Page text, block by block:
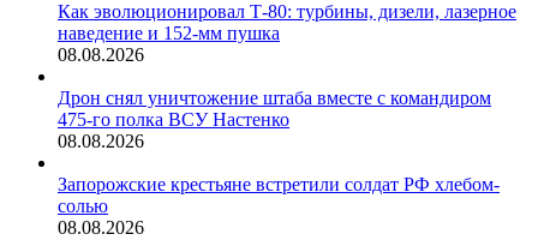
Как эволюционировал Т-80: турбины, дизели, лазерное
наведение и 152-мм пушка
08.08.2026
Дрон снял уничтожение штаба вместе с командиром
475-го полка ВСУ Настенко
08.08.2026
Запорожские крестьяне встретили солдат РФ хлебом-
солью
08.08.2026